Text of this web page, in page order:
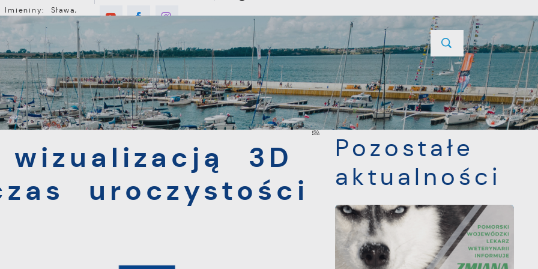
Imieniny: Sława,
Jakub, Stefan
MIESZKANIEC TURYSTYKA INWESTYCJE PROJEKTY UNIJNE KONTAKT
3D atrakcją podczas uroczystości zaślubinowych POPRZEDNI NASTĘPNY
3D
uroczystości
Pozostałe
aktualności